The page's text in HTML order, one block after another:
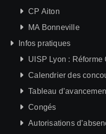
CP Aiton
MA Bonneville
Infos pratiques
UISP Lyon :
Calendrier des
Tableau
Congés
Autorisations